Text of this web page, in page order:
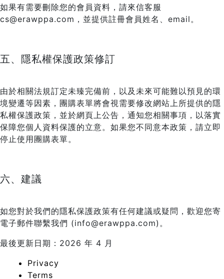
如果有需要刪除您的會員資料，請來信客服
cs@erawppa.com，並提供註冊會員姓名、email。
五、隱私權保護政策修訂
由於相關法規訂定未臻完備前，以及未來可能難以預見的環
境變遷等因素，團購表單將會視需要修改網站上所提供的隱
私權保護政策，並於網頁上公告，通知您相關事項，以落實
保障您個人資料保護的立意。如果您不同意本政策，請立即
停止使用團購表單。
六、建議
如您對於我們的隱私保護政策有任何建議或疑問，歡迎您寄
電子郵件聯繫我們 (info@erawppa.com)。
最後更新日期：2026 年 4 月
Privacy
Terms